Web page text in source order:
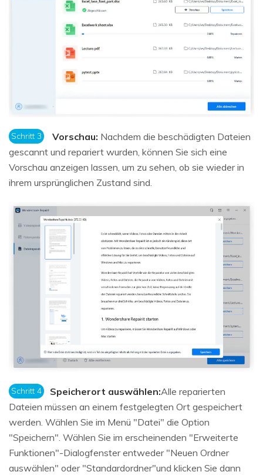
Schritt 3 Vorschau: Nachdem die beschädigten Dateien
gescannt und repariert wurden, können Sie sich eine
Vorschau anzeigen lassen, um zu sehen, ob sie wieder in
ihrem ursprünglichen Zustand sind.
Schritt 4 Speicherort auswählen:Alle reparierten
Dateien müssen an einem festgelegten Ort gespeichert
werden. Wählen Sie im Menü "Datei" die Option
"Speichern". Wählen Sie im erscheinenden "Erweiterte
Funktionen"-Dialogfenster entweder "Neuen Ordner
auswählen" oder "Standardordner"und klicken Sie dann